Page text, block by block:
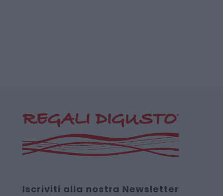
Iscriviti alla nostra Newsletter